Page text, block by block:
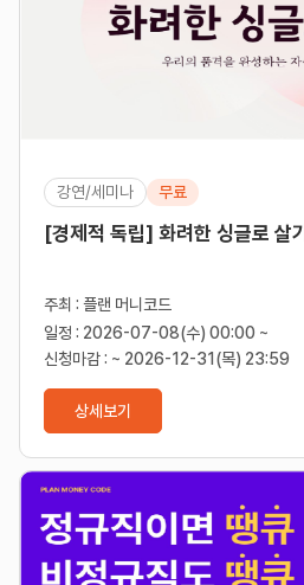
강연/세미나 무료
[경제적 독립] 화려한 싱글로 살기
주최 : 플랜 머니코드
일정 : 2026-07-08(수) 00:00 ~
신청마감 : ~ 2026-12-31(목) 23:59
상세보기